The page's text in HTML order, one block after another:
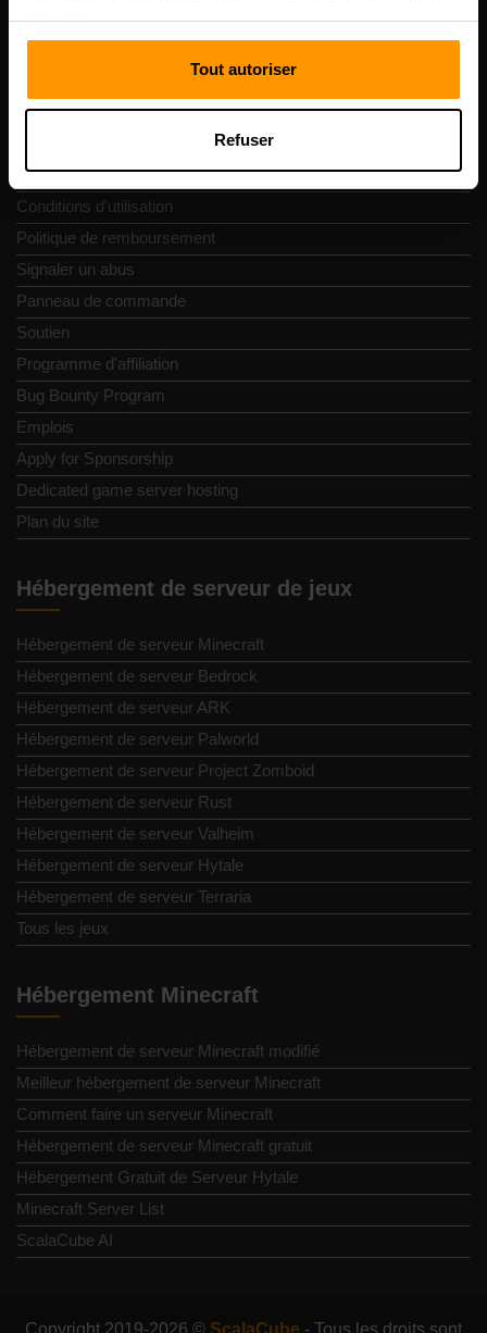
Tout autoriser
Refuser
Commentaires
Politique de confidentialité
Conditions d'utilisation
Politique de remboursement
Signaler un abus
Panneau de commande
Soutien
Programme d'affiliation
Bug Bounty Program
Emplois
Apply for Sponsorship
Dedicated game server hosting
Plan du site
Hébergement de serveur de jeux
Hébergement de serveur Minecraft
Hébergement de serveur Bedrock
Hébergement de serveur ARK
Hébergement de serveur Palworld
Hébergement de serveur Project Zomboid
Hébergement de serveur Rust
Hébergement de serveur Valheim
Hébergement de serveur Hytale
Hébergement de serveur Terraria
Tous les jeux
Hébergement Minecraft
Hébergement de serveur Minecraft modifié
Meilleur hébergement de serveur Minecraft
Comment faire un serveur Minecraft
Hébergement de serveur Minecraft gratuit
Hébergement Gratuit de Serveur Hytale
Minecraft Server List
ScalaCube AI